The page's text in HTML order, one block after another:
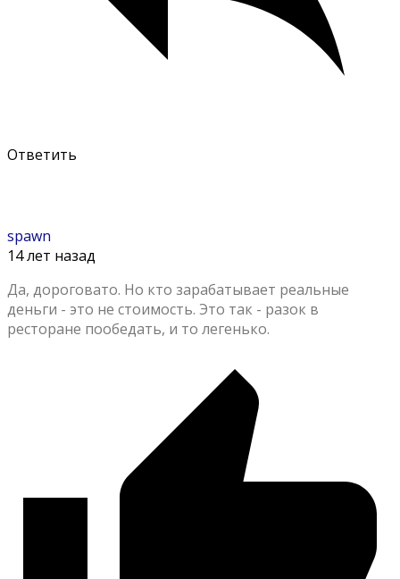
Ответить
spawn
14 лет назад
Да, дороговато. Но кто зарабатывает реальные
деньги - это не стоимость. Это так - разок в
ресторане пообедать, и то легенько.